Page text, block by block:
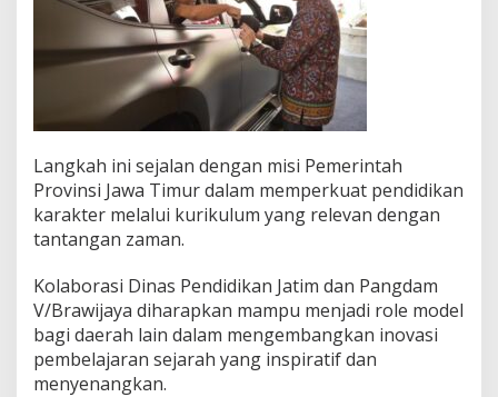
Langkah ini sejalan dengan misi Pemerintah
Provinsi Jawa Timur dalam memperkuat pendidikan
karakter melalui kurikulum yang relevan dengan
tantangan zaman.
Kolaborasi Dinas Pendidikan Jatim dan Pangdam
V/Brawijaya diharapkan mampu menjadi role model
bagi daerah lain dalam mengembangkan inovasi
pembelajaran sejarah yang inspiratif dan
menyenangkan.